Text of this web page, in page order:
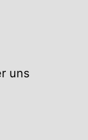
uns